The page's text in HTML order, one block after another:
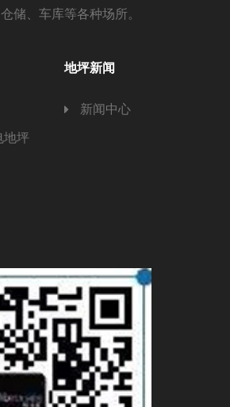
储、车库等各种场所。
地坪
地坪新闻
新闻中心